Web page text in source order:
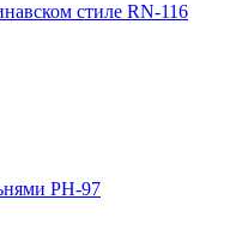
стиле RN-116
PH-97